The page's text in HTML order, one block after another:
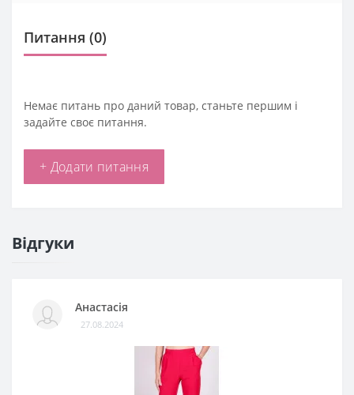
Питання (0)
Немає питань про даний товар, станьте першим і
задайте своє питання.
+ Додати питання
Відгуки
Анастасія
27.08.2024